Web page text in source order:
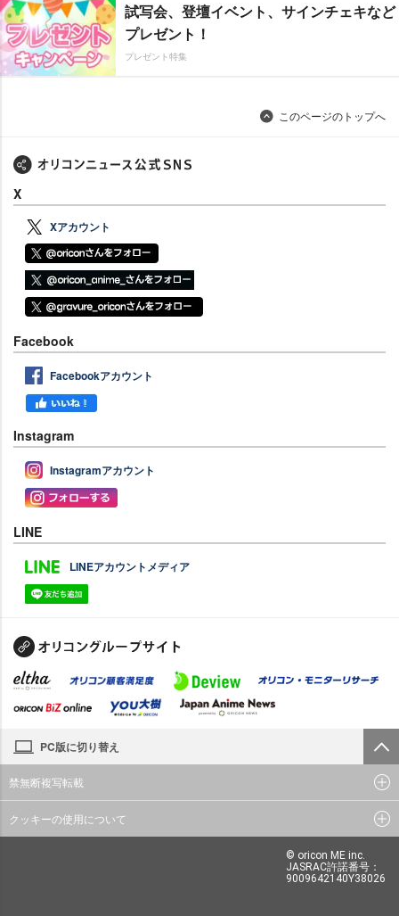
試写会、登壇イベント、サインチェキなど
プレゼント！
プレゼント特集
このページのトップへ
X
Xアカウント
Facebook
Facebookアカウント
Instagram
Instagramアカウント
LINE
LINEアカウントメディア
PC版に切り替え
禁無断複写転載
クッキーの使用について
© oricon ME inc.
JASRAC許諾番号：
9009642140Y38026